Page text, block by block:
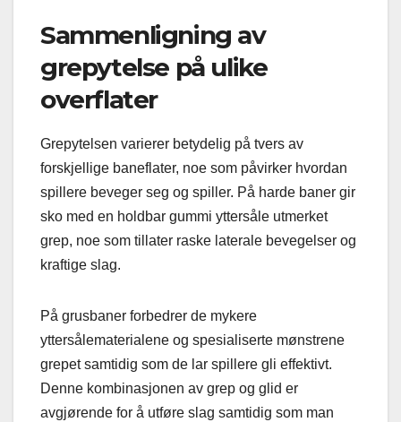
Sammenligning av
grepytelse på ulike
overflater
Grepytelsen varierer betydelig på tvers av
forskjellige baneflater, noe som påvirker hvordan
spillere beveger seg og spiller. På harde baner gir
sko med en holdbar gummi yttersåle utmerket
grep, noe som tillater raske laterale bevegelser og
kraftige slag.
På grusbaner forbedrer de mykere
yttersålematerialene og spesialiserte mønstrene
grepet samtidig som de lar spillere gli effektivt.
Denne kombinasjonen av grep og glid er
avgjørende for å utføre slag samtidig som man